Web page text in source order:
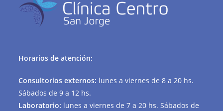
Horarios de atención:
Consultorios externos: lunes a viernes de 8 a 20 hs.
Sábados de 9 a 12 hs.
Laboratorio: lunes a viernes de 7 a 20 hs. Sábados de